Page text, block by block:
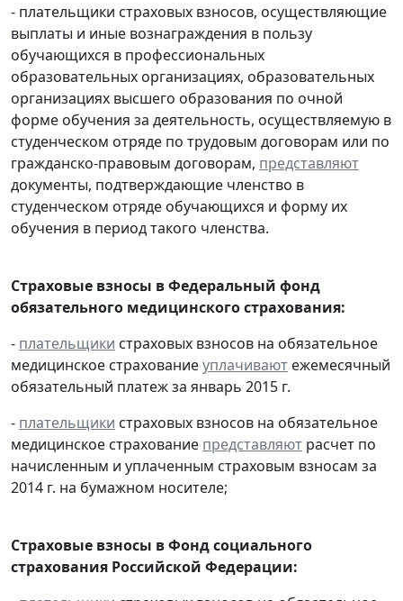
- плательщики страховых взносов, осуществляющие
выплаты и иные вознаграждения в пользу
обучающихся в профессиональных
образовательных организациях, образовательных
организациях высшего образования по очной
форме обучения за деятельность, осуществляемую в
студенческом отряде по трудовым договорам или по
гражданско-правовым договорам, представляют
документы, подтверждающие членство в
студенческом отряде обучающихся и форму их
обучения в период такого членства.
Страховые взносы в Федеральный фонд
обязательного медицинского страхования:
- плательщики страховых взносов на обязательное
медицинское страхованиеуплачивают ежемесячный
обязательный платеж за январь 2015 г.
- плательщики страховых взносов на обязательное
медицинское страхование представляют расчет по
начисленным и уплаченным страховым взносам за
2014 г. на бумажном носителе;
Страховые взносы в Фонд социального
страхования Российской Федерации: